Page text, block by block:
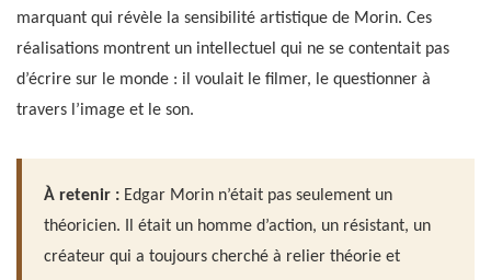
marquant qui révèle la sensibilité artistique de Morin. Ces
réalisations montrent un intellectuel qui ne se contentait pas
d’écrire sur le monde : il voulait le filmer, le questionner à
travers l’image et le son.
À retenir : Edgar Morin n’était pas seulement un
théoricien. Il était un homme d’action, un résistant, un
créateur qui a toujours cherché à relier théorie et